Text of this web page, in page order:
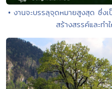
• งานจะบรรลุจุดหมายสูงสุด ซึ่งเ
สร้างสรรค์และทำ